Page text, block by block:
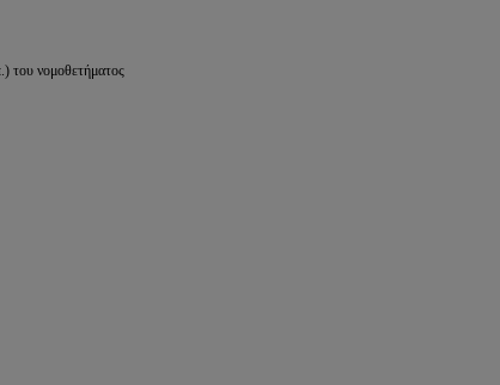
του νομοθετήματος